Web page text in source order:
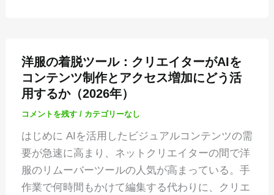
洋服の着脱ツール：クリエイターがAIを
コンテンツ制作とアクセス増加にどう活
用するか（2026年）
コメントを残す / カテゴリーなし
はじめに AIを活用したビジュアルコンテンツの需
要が急速に高まり、ネットクリエイターの間で洋
服のリムーバーツールの人気が高まっている。手
作業で何時間もかけて編集する代わりに、クリエ